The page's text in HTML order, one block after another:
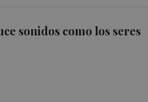
sonidos como los seres